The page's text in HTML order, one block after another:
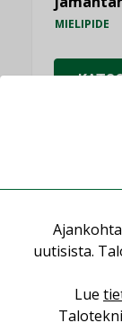
MIELIPIDE
Consti
Refair
NIMITYKSET
uutisista.
Lue